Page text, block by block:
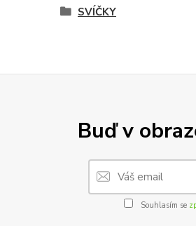
SVÍČKY
Buď v
Souhlasím se